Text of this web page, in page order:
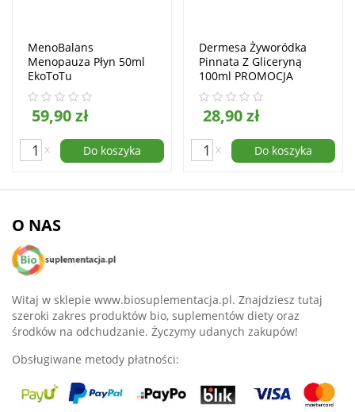
MenoBalans
Menopauza Płyn 50ml
EkoToTu
59,90 zł
x Do koszyka
Dermesa Żyworódka
Pinnata Z Gliceryną
100ml PROMOCJA
28,90 zł
x Do koszyka
O NAS
Witaj w sklepie www.biosuplementacja.pl. Znajdziesz tutaj
szeroki zakres produktów bio, suplementów diety oraz
środków na odchudzanie. Życzymy udanych zakupów!
Obsługiwane metody płatności: